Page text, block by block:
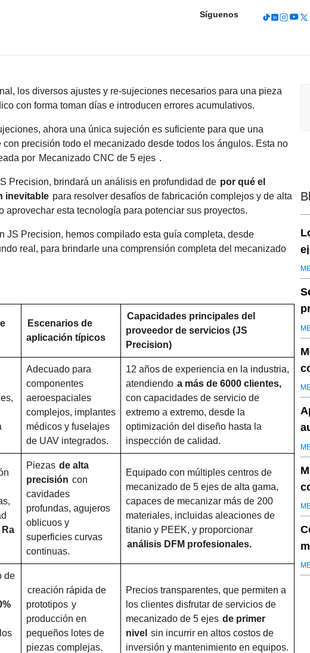
Síguenos
los diversos ajustes y re-sujeciones necesarios para una pieza
con forma toman días e introducen errores acumulativos.
ahora una única sujeción es suficiente para que una
precisión todo el mecanizado desde todos los ángulos. Esta no
por Mecanizado CNC de 5 ejes .
Precision, brindará un análisis en profundidad de por qué el
inevitable para resolver desafíos de fabricación complejos y de alta
aprovechar esta tecnología para potenciar sus proyectos.
JS Precision, hemos compilado esta guía completa, desde
real, para brindarle una comprensión completa del mecanizado
Escenarios de
aplicación típicos
Capacidades principales del
proveedor de servicios (JS
Precision)
Adecuado para
componentes
aeroespaciales
complejos, implantes
médicos y fuselajes
de UAV integrados.
12 años de experiencia en la industria,
atendiendo a más de 6000 clientes,
con capacidades de servicio de
extremo a extremo, desde la
optimización del diseño hasta la
inspección de calidad.
Ra
Piezas de alta
precisión con
cavidades
profundas, agujeros
oblicuos y
superficies curvas
continuas.
Equipado con múltiples centros de
mecanizado de 5 ejes de alta gama,
capaces de mecanizar más de 200
materiales, incluidas aleaciones de
titanio y PEEK, y proporcionar
análisis DFM profesionales.
de
creación rápida de
prototipos y
producción en
pequeños lotes de
piezas complejas.
Precios transparentes, que permiten a
los clientes disfrutar de servicios de
mecanizado de 5 ejes de primer
nivel sin incurrir en altos costos de
inversión y mantenimiento en equipos.